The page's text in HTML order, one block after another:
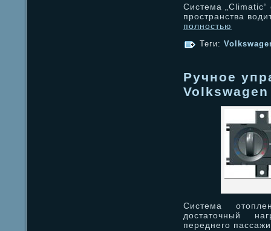
Система „Climatic“
пространства
полностью
Теги:
Ручное
Система
достаточный
переднего